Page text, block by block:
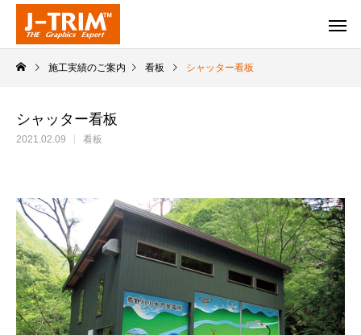
施工実績のご案内 看板 シャッター看板
シャッター看板
2021.02.09 看板